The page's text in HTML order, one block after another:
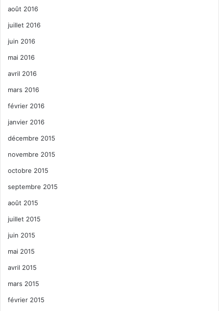
août 2016
juillet 2016
juin 2016
mai 2016
avril 2016
mars 2016
février 2016
janvier 2016
décembre 2015
novembre 2015
octobre 2015
septembre 2015
août 2015
juillet 2015
juin 2015
mai 2015
avril 2015
mars 2015
février 2015